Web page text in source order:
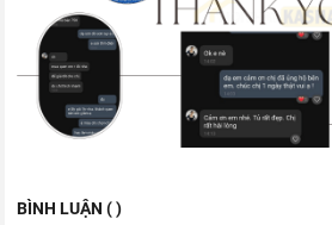
BÌNH LUẬN ( )